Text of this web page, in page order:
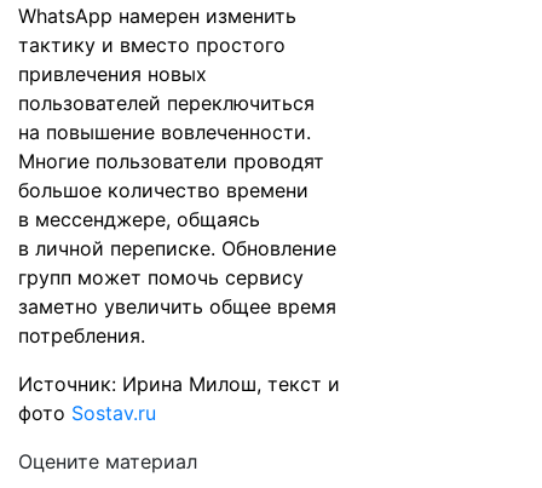
WhatsApp намерен изменить
тактику и вместо простого
привлечения новых
пользователей переключиться
на повышение вовлеченности.
Многие пользователи проводят
большое количество времени
в мессенджере, общаясь
в личной переписке. Обновление
групп может помочь сервису
заметно увеличить общее время
потребления.
Источник: Ирина Милош, текст и
фото Sostav.ru
Оцените материал